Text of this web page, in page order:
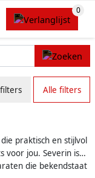
Alle filters
praktisch en stijlvol
voor jou. Severin is
die bekendstaat